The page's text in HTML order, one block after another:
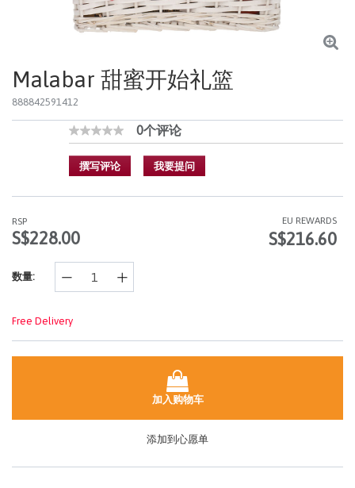
Malabar 甜蜜开始礼篮
888842591412
3.7 out of 5 Customer Rating
无
定
值
样
面
接。
0个评论
撰写评论 我要提问
RSP
S$228.00
EU REWARDS
S$216.60
数量:
Free Delivery
加入购物车
添加到心愿单